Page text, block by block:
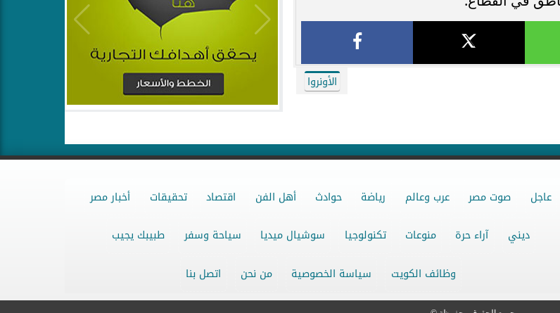
الأونروا
عاجل صوت مصر عرب وعالم رياضة حوادث أهل الفن اقتصاد تحقيقات أخبار مصر
ديني آراء حرة منوعات تكنولوجيا سوشيال ميديا سياحة وسفر طبيبك يجيب
وظائف الكويت سياسة الخصوصية من نحن اتصل بنا